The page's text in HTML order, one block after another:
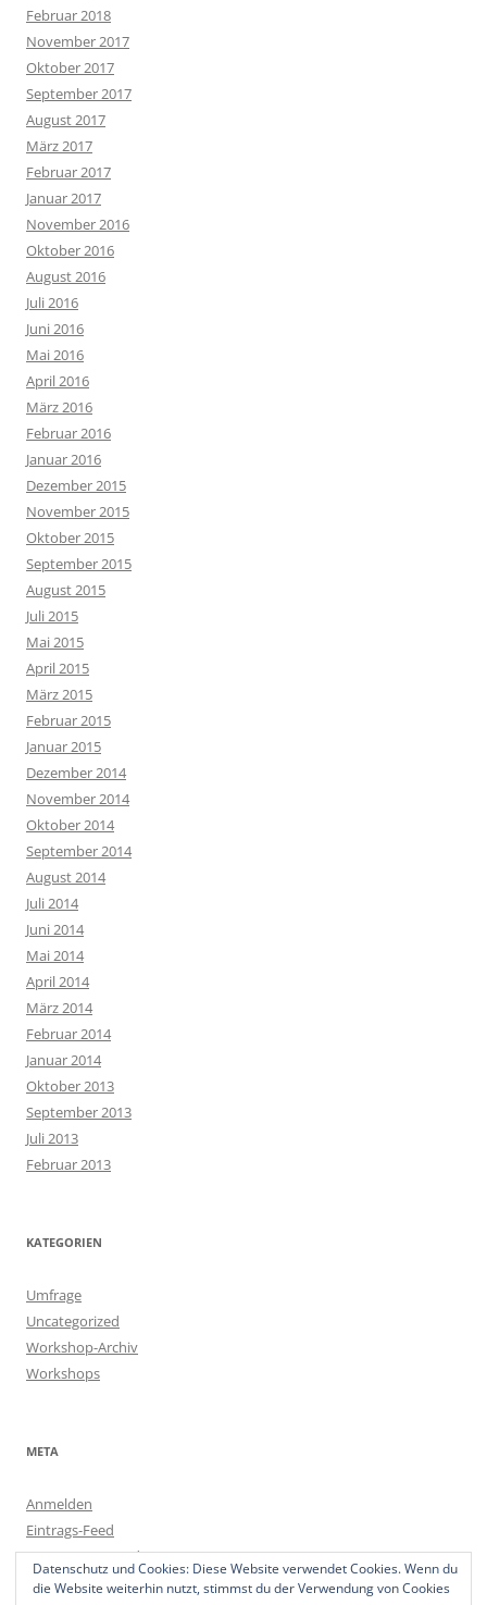
Februar 2018
November 2017
Oktober 2017
September 2017
August 2017
März 2017
Februar 2017
Januar 2017
November 2016
Oktober 2016
August 2016
Juli 2016
Juni 2016
Mai 2016
April 2016
März 2016
Februar 2016
Januar 2016
Dezember 2015
November 2015
Oktober 2015
September 2015
August 2015
Juli 2015
Mai 2015
April 2015
März 2015
Februar 2015
Januar 2015
Dezember 2014
November 2014
Oktober 2014
September 2014
August 2014
Juli 2014
Juni 2014
Mai 2014
April 2014
März 2014
Februar 2014
Januar 2014
Oktober 2013
September 2013
Juli 2013
Februar 2013
KATEGORIEN
Umfrage
Uncategorized
Workshop-Archiv
Workshops
META
Anmelden
Eintrags-Feed
Kommentar-Feed
WordPress.org
Datenschutz und Cookies: Diese Website verwendet Cookies. Wenn du
die Website weiterhin nutzt, stimmst du der Verwendung von Cookies